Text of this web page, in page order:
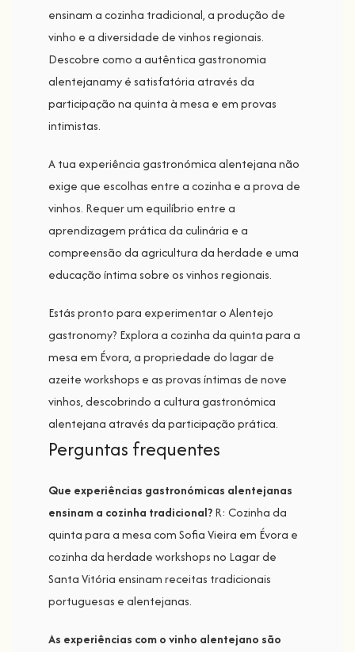
ensinam a cozinha tradicional, a produção de
vinho e a diversidade de vinhos regionais.
Descobre como a autêntica gastronomia
alentejanamy é satisfatória através da
participação na quinta à mesa e em provas
intimistas.
A tua experiência gastronómica alentejana não
exige que escolhas entre a cozinha e a prova de
vinhos. Requer um equilíbrio entre a
aprendizagem prática da culinária e a
compreensão da agricultura da herdade e uma
educação íntima sobre os vinhos regionais.
Estás pronto para experimentar o Alentejo
gastronomy? Explora a cozinha da quinta para a
mesa em Évora, a propriedade do lagar de
azeite workshops e as provas íntimas de nove
vinhos, descobrindo a cultura gastronómica
alentejana através da participação prática.
Perguntas frequentes
Que experiências gastronómicas alentejanas
ensinam a cozinha tradicional?R: Cozinha da
quinta para a mesa com Sofia Vieira em Évora e
cozinha da herdade workshops no Lagar de
Santa Vitória ensinam receitas tradicionais
portuguesas e alentejanas.
As experiências com o vinho alentejano são